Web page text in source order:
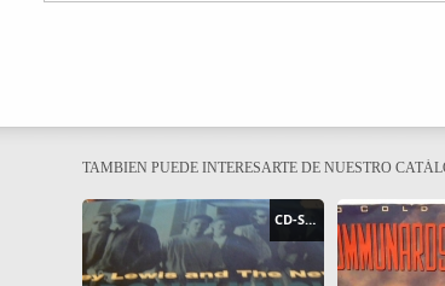
TAMBIEN PUEDE INTERESARTE DE NUESTRO
CD-SINGLE